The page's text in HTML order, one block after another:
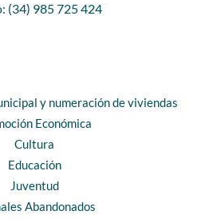
(34) 985 725 424
y numeración de viviendas
Económica
Cultura
Educación
Juventud
Abandonados